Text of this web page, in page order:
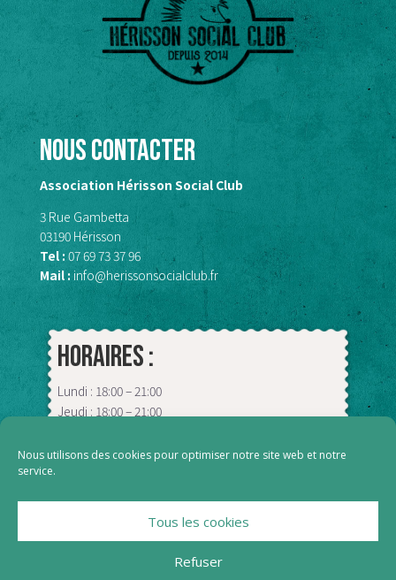
Nous utilisons des cookies pour optimiser notre site web et notre
service.
Tous les cookies
Refuser
Nous contacter
Association Hérisson Social Club
3 Rue Gambetta
03190 Hérisson
Tel :07 69 73 37 96
Mail : info@herissonsocialclub.fr
Horaires :
Lundi : 18:00 – 21:00
Jeudi : 18:00 – 21:00
Samedi : 18:00 – 00:00
© 2023 Hérisson Social Club – Site réalisé par